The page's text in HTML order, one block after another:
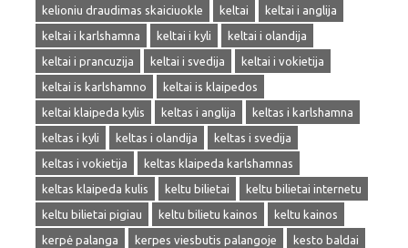
kelioniu draudimas skaiciuokle
keltai
keltai i anglija
keltai i karlshamna
keltai i kyli
keltai i olandija
keltai i prancuzija
keltai i svedija
keltai i vokietija
keltai is karlshamno
keltai is klaipedos
keltai klaipeda kylis
keltas i anglija
keltas i karlshamna
keltas i kyli
keltas i olandija
keltas i svedija
keltas i vokietija
keltas klaipeda karlshamnas
keltas klaipeda kulis
keltu bilietai
keltu bilietai internetu
keltu bilietai pigiau
keltu bilietu kainos
keltu kainos
kerpė palanga
kerpes viesbutis palangoje
kesto baldai